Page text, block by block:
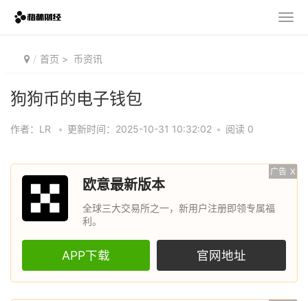
首页 > 币资讯
狗狗币的电子钱包
作者：LR • 更新时间：2025-10-31 10:32:02 • 阅读 0
广告 X
欧意最新版本
全球三大交易所之一，新用户注册即领专属福
利。
APP下载 官网地址